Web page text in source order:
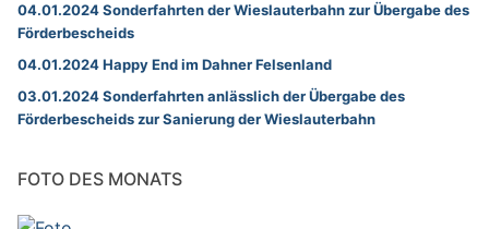
04.01.2024 Sonderfahrten der Wieslauterbahn zur Übergabe des
Förderbescheids
04.01.2024 Happy End im Dahner Felsenland
03.01.2024 Sonderfahrten anlässlich der Übergabe des
Förderbescheids zur Sanierung der Wieslauterbahn
FOTO DES MONATS